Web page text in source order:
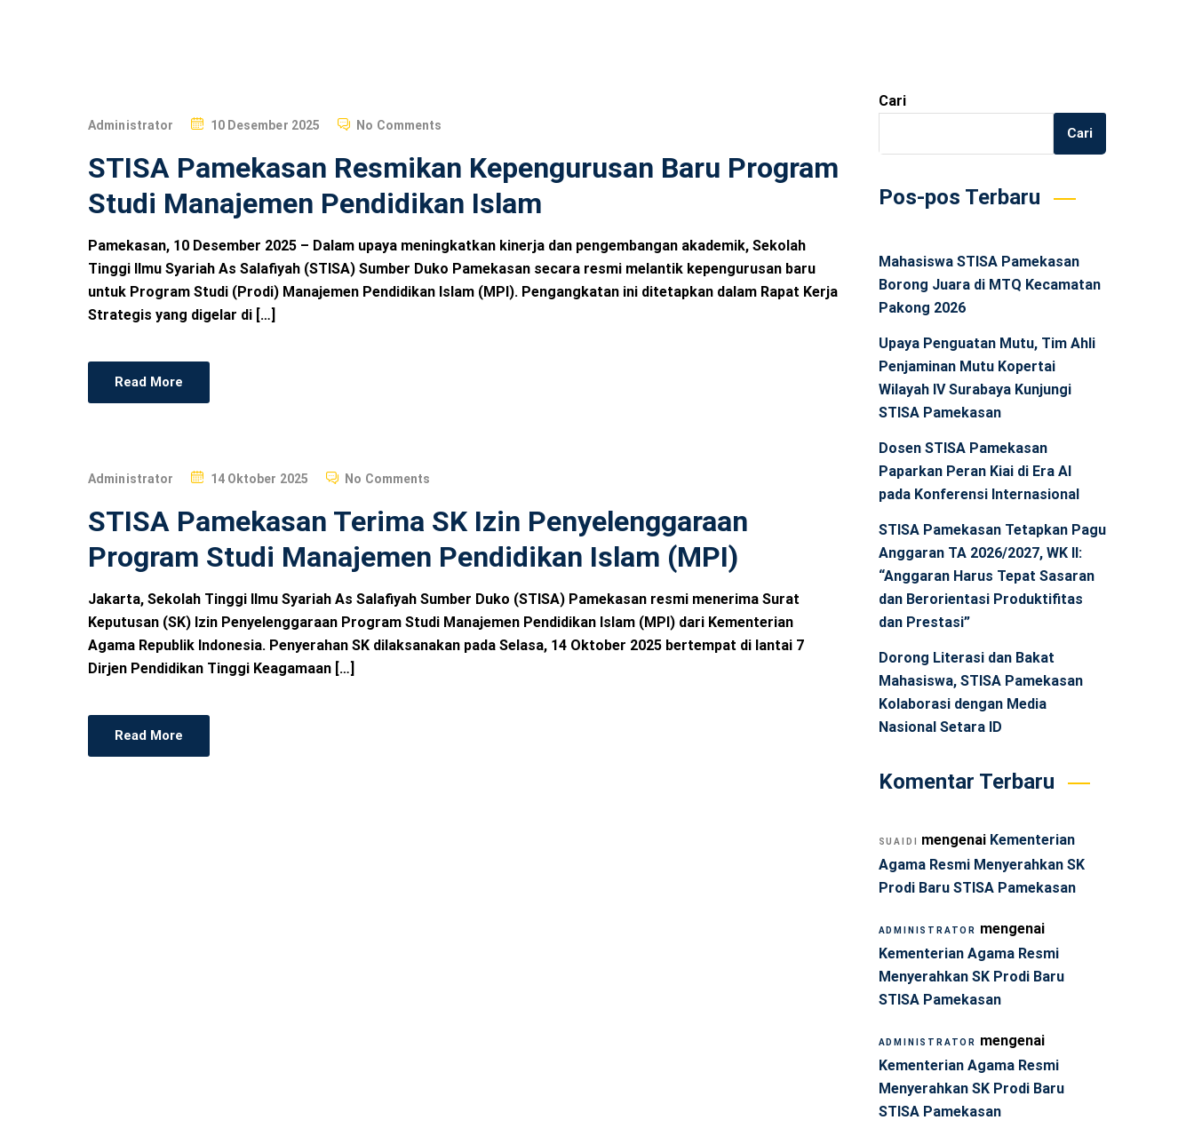
Administrator
P
S
E
O
N
10 Desember 2025 No Comments
STISA Pamekasan Resmikan Kepengurusan Baru Program
Studi Manajemen Pendidikan Islam
Pamekasan, 10 Desember 2025 – Dalam upaya meningkatkan kinerja dan pengembangan akademik, Sekolah
Tinggi Ilmu Syariah As Salafiyah (STISA) Sumber Duko Pamekasan secara resmi melantik kepengurusan baru
untuk Program Studi (Prodi) Manajemen Pendidikan Islam (MPI). Pengangkatan ini ditetapkan dalam Rapat Kerja
Strategis yang digelar di […]
Read More
Administrator
P
S
T
E
D
O
14 Oktober 2025 No Comments
STISA Pamekasan Terima SK Izin Penyelenggaraan
Program Studi Manajemen Pendidikan Islam (MPI)
Jakarta, Sekolah Tinggi Ilmu Syariah As Salafiyah Sumber Duko (STISA) Pamekasan resmi menerima Surat
Keputusan (SK) Izin Penyelenggaraan Program Studi Manajemen Pendidikan Islam (MPI) dari Kementerian
Agama Republik Indonesia. Penyerahan SK dilaksanakan pada Selasa, 14 Oktober 2025 bertempat di lantai 7
Dirjen Pendidikan Tinggi Keagamaan […]
Read More
Cari
Cari
Pos-pos Terbaru
Mahasiswa STISA Pamekasan
Borong Juara di MTQ Kecamatan
Pakong 2026
Upaya Penguatan Mutu, Tim Ahli
Penjaminan Mutu Kopertai
Wilayah IV Surabaya Kunjungi
STISA Pamekasan
Dosen STISA Pamekasan
Paparkan Peran Kiai di Era AI
pada Konferensi Internasional
STISA Pamekasan Tetapkan Pagu
Anggaran TA 2026/2027, WK II:
“Anggaran Harus Tepat Sasaran
dan Berorientasi Produktifitas
dan Prestasi”
Dorong Literasi dan Bakat
Mahasiswa, STISA Pamekasan
Kolaborasi dengan Media
Nasional Setara ID
Komentar Terbaru
SUAIDI mengenai Kementerian
Agama Resmi Menyerahkan SK
Prodi Baru STISA Pamekasan
ADMINISTRATOR
mengenai
Kementerian Agama Resmi
Menyerahkan SK Prodi Baru
STISA Pamekasan
ADMINISTRATOR
mengenai
Kementerian Agama Resmi
Menyerahkan SK Prodi Baru
STISA Pamekasan